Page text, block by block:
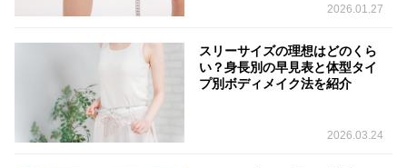
2026.01.27
スリーサイズの理想はどのくら
い？身長別の早見表と体型タイ
プ別ボディメイク法を紹介
2026.03.24